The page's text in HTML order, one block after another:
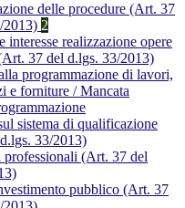
delle procedure (Art. 37
2013) 2
interesse realizzazione opere
37 del d.lgs. 33/2013)
programmazione di lavori,
e forniture / Mancata
sistema di qualificazione
33/2013)
(Art. 37 del
pubblico (Art. 37